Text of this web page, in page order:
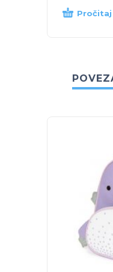
Pročitaj